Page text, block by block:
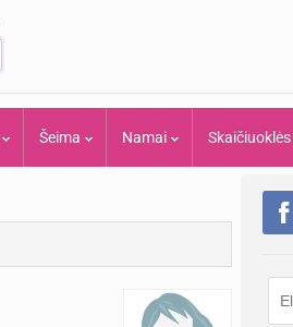
Šeima Namai Skaičiuoklės